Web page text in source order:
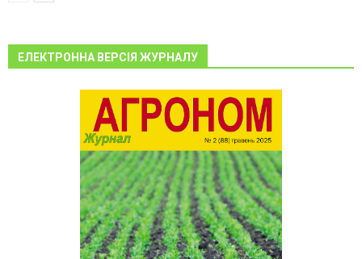
ЕЛЕКТРОННА ВЕРСІЯ ЖУРНАЛУ